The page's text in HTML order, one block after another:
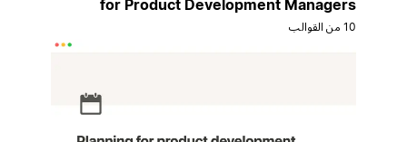
for Product Development Managers